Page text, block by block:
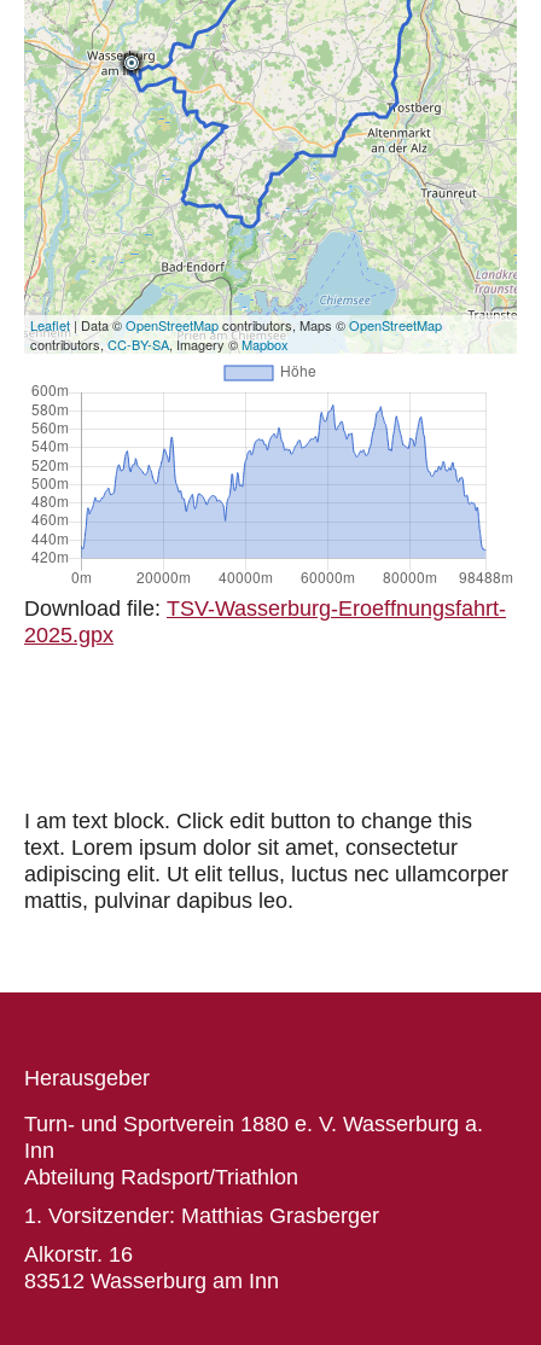
Leaflet | Data ©OpenStreetMapcontributors, Maps ©OpenStreetMap
contributors, CC-BY-SA, Imagery ©Mapbox
Download file: TSV-Wasserburg-Eroeffnungsfahrt-
2025.gpx
I am text block. Click edit button to change this
text. Lorem ipsum dolor sit amet, consectetur
adipiscing elit. Ut elit tellus, luctus nec ullamcorper
mattis, pulvinar dapibus leo.
Herausgeber
Turn- und Sportverein 1880 e. V. Wasserburg a.
Inn
Abteilung Radsport/Triathlon
1. Vorsitzender: Matthias Grasberger
Alkorstr. 16
83512 Wasserburg am Inn